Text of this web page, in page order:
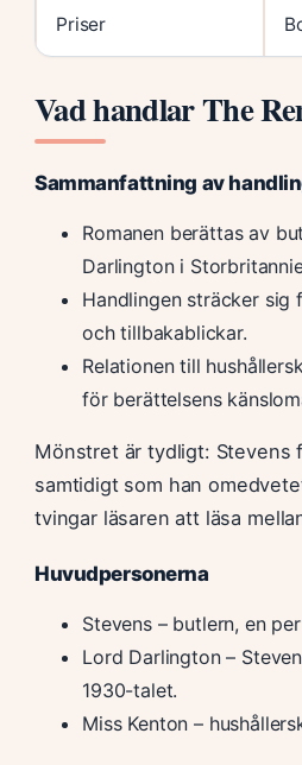
Priser
Vad handlar The
Sammanfattning av
Romanen berättas av
Darlington i
Handlingen sträcker
och tillbakablickar.
Relationen till
för berättelsens
Mönstret är tydligt: Stevens
samtidigt som han
tvingar läsaren att läsa
Huvudpersonerna
Stevens – butlern, en
Lord Darlington –
1930-talet.
Miss Kenton –